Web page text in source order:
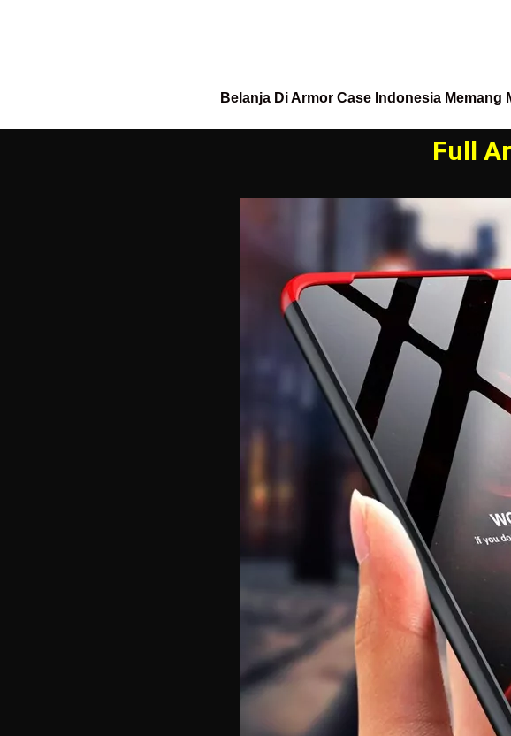
Belanja Di Armor Case Indonesia
Full